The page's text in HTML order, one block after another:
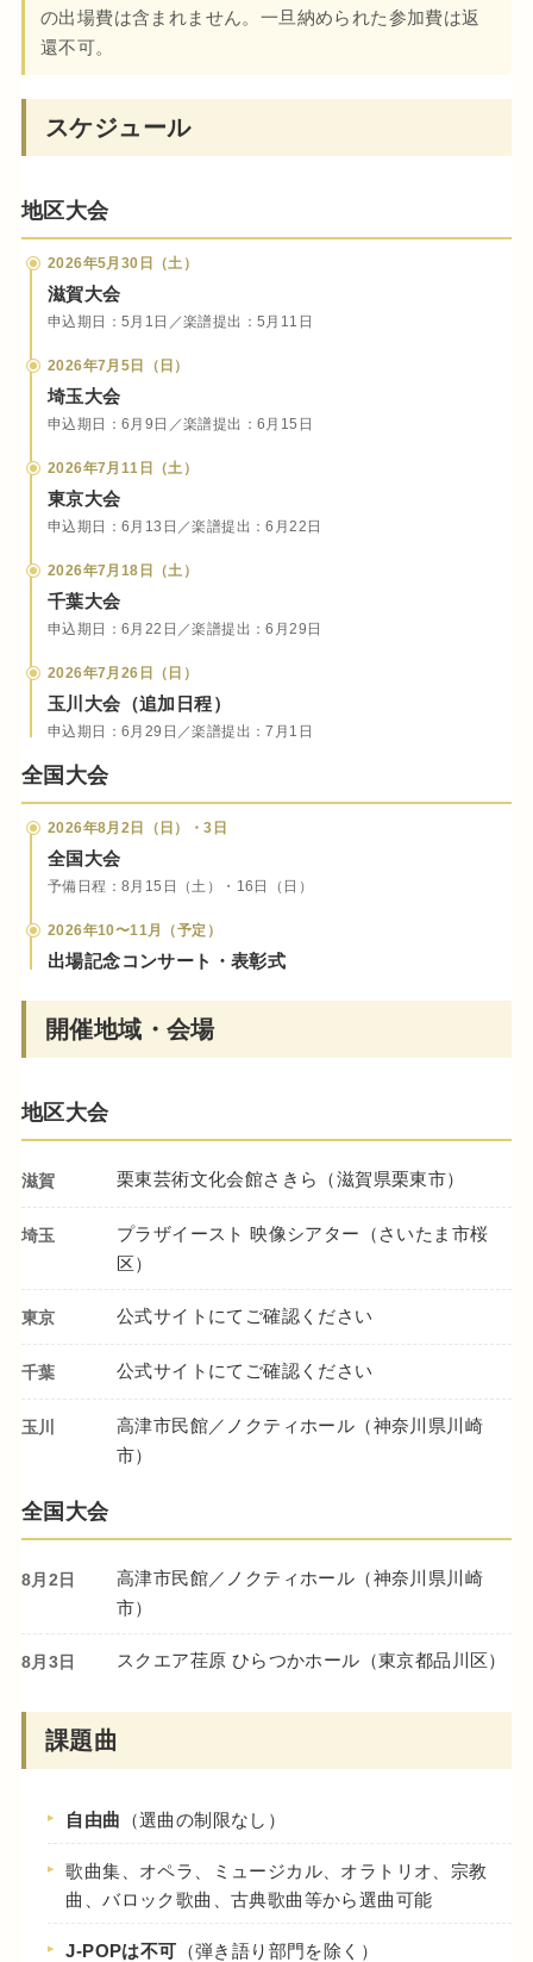
の出場費は含まれません。一旦納められた参加費は返
還不可。
スケジュール
地区大会
2026年5月30日（土）
滋賀大会
申込期日：5月1日／楽譜提出：5月11日
2026年7月5日（日）
埼玉大会
申込期日：6月9日／楽譜提出：6月15日
2026年7月11日（土）
東京大会
申込期日：6月13日／楽譜提出：6月22日
2026年7月18日（土）
千葉大会
申込期日：6月22日／楽譜提出：6月29日
2026年7月26日（日）
玉川大会（追加日程）
申込期日：6月29日／楽譜提出：7月1日
全国大会
2026年8月2日（日）・3日
全国大会
予備日程：8月15日（土）・16日（日）
2026年10〜11月（予定）
出場記念コンサート・表彰式
開催地域・会場
地区大会
滋賀 栗東芸術文化会館さきら（滋賀県栗東市）
埼玉
プラザイースト 映像シアター（さいたま市桜
区）
東京 公式サイトにてご確認ください
千葉 公式サイトにてご確認ください
玉川
高津市民館／ノクティホール（神奈川県川崎
市）
全国大会
8月2日
高津市民館／ノクティホール（神奈川県川崎
市）
8月3日 スクエア荏原 ひらつかホール（東京都品川区）
課題曲
自由曲 （選曲の制限なし）
歌曲集、オペラ、ミュージカル、オラトリオ、宗教
曲、バロック歌曲、古典歌曲等から選曲可能
J-POPは不可 （弾き語り部門を除く）